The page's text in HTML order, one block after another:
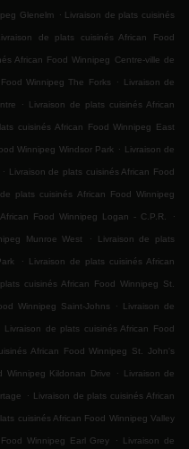
Glenelm . Livraison de plats cuisinés
de plats cuisinés African Food
African Food Winnipeg Centre-ville de
Winnipeg The Forks . Livraison de
. Livraison de plats cuisinés African
cuisinés African Food Winnipeg East
Winnipeg Windsor Park . Livraison de
. Livraison de plats cuisinés African Food
plats cuisinés African Food Winnipeg
Food Winnipeg Logan - C.P.R. .
Munroe West . Livraison de plats
. Livraison de plats cuisinés African
cuisinés African Food Winnipeg St.
Winnipeg Saint-Johns . Livraison de
Livraison de plats cuisinés African Food
African Food Winnipeg St. John's
Winnipeg Kildonan Drive . Livraison de
. Livraison de plats cuisinés African
cuisinés African Food Winnipeg Valley
Winnipeg Earl Grey . Livraison de